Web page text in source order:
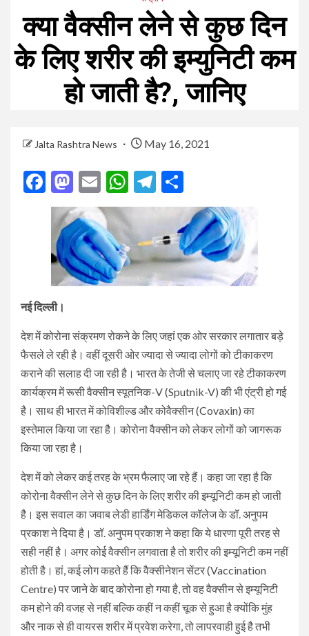
क्या वैक्सीन लेने से कुछ दिन
के लिए शरीर की इम्युनिटी कम
हो जाती है?, जानिए
Jalta Rashtra News May 16, 2021
Facebook
Mastodon
EmailWhatsApp
Telegram
नई दिल्ली।
देश में कोरोना संक्रमण रोकने के लिए जहां एक ओर सरकार लगातार बड़े
फैसले ले रही है। वहीं दूसरी ओर ज्यादा से ज्यादा लोगों को टीकाकरण
कराने की सलाह दी जा रही है। भारत के तेजी से चलाए जा रहे टीकाकरण
कार्यक्रम में रूसी वैक्सीन स्पूतनिक-V (Sputnik-V) की भी एंट्री हो गई
है। साथ ही भारत में कोविशील्ड और कोवैक्सीन (Covaxin) का
इस्तेमाल किया जा रहा है। कोरोना वैक्सीन को लेकर लोगों को जागरूक
किया जा रहा है।
देश में को लेकर कई तरह के भ्रम फैलाए जा रहे हैं। कहा जा रहा है कि
कोरोना वैक्सीन लेने से कुछ दिन के लिए शरीर की इम्यूनिटी कम हो जाती
है। इस सवाल का जवाब लेडी हार्डिंग मेडिकल कॉलेज के डॉ. अनुपम
प्रकाश ने दिया है। डॉ. अनुपम प्रकाश ने कहा कि ये धारणा पूरी तरह से
सही नहीं है। अगर कोई वैक्सीन लगवाता है तो शरीर की इम्यूनिटी कम नहीं
होती है। हां, कई लोग कहते हैं कि वैक्सीनेशन सेंटर (Vaccination
Centre) पर जाने के बाद कोरोना हो गया है, तो वह वैक्सीन से इम्यूनिटी
कम होने की वजह से नहीं बल्कि कहीं न कहीं चूक से हुआ है क्योंकि मुंह
और नाक से ही वायरस शरीर में प्रवेश करेगा, तो लापरवाही हुई है तभी